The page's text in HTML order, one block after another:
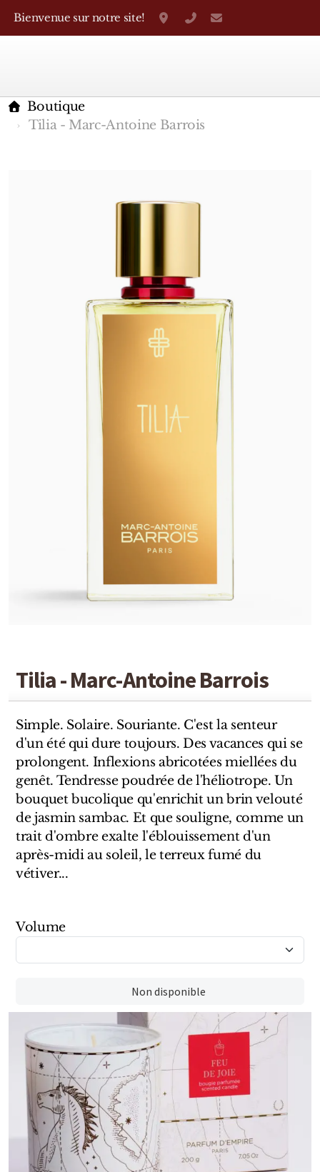
Bienvenue sur notre site! Grand-Rue 38, Genève
+41 22 310 38 75
Boutique
Tilia - Marc-Antoine Barrois
Tilia - Marc-Antoine Barrois
Simple. Solaire. Souriante. C'est la senteur
d'un été qui dure toujours. Des vacances qui se
prolongent. Inflexions abricotées miellées du
genêt. Tendresse poudrée de l'héliotrope. Un
bouquet bucolique qu'enrichit un brin velouté
de jasmin sambac. Et que souligne, comme un
trait d'ombre exalte l'éblouissement d'un
après-midi au soleil, le terreux fumé du
vétiver...
Volume
Non disponible
The Different Company
Trudon
Eau D'Italie
Santa Maria Novella
Profumum Roma
Marques Suisses
Créateur Olfactif Genève
Sam William
Marques Anglaises
Clive Christian
Marques Argentines